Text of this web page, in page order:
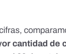
cantidad de